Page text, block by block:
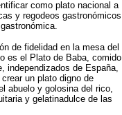
como plato nacional a
y regodeos gastronómicos
de fidelidad en la mesa del
es el Plato de Baba, comido
independizados de España,
un plato digno de
abuelo y golosina del rico,
y gelatinadulce de las